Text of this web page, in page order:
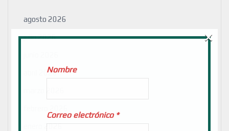
agosto 2026
julio 2026
abril 2026
enero 2026
Nombre
Correo electrónico *
×